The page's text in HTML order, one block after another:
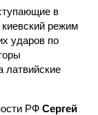
в
киевский режим
ударов по
латвийские
РФ Сергей